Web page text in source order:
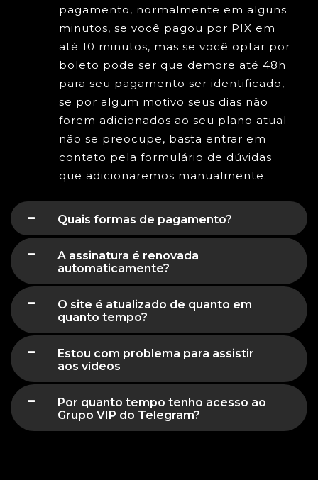
pagamento, normalmente em alguns
minutos, se você pagou por PIX em
até 10 minutos, mas se você optar por
boleto pode ser que demore até 48h
para seu pagamento ser identificado,
se por algum motivo seus dias não
forem adicionados ao seu plano atual
não se preocupe, basta entrar em
contato pela formulário de dúvidas
que adicionaremos manualmente.
Quais formas de pagamento?
A assinatura é renovada
automaticamente?
O site é atualizado de quanto em
quanto tempo?
Estou com problema para assistir
aos vídeos
Por quanto tempo tenho acesso ao
Grupo VIP do Telegram?